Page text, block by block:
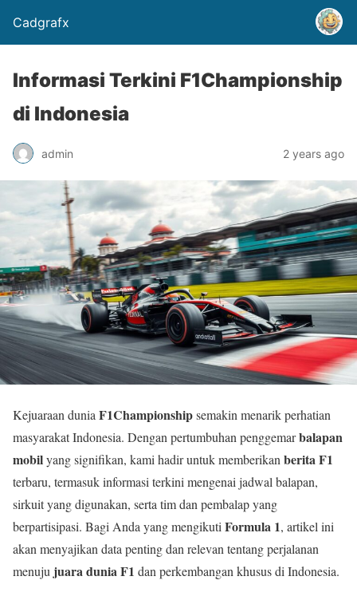
Cadgrafx
Informasi Terkini F1Championship
di Indonesia
admin 2 years ago
Kejuaraan dunia F1Championshipsemakin menarik perhatian
masyarakat Indonesia. Dengan pertumbuhan penggemarbalapan
mobilyang signifikan, kami hadir untuk memberikan berita F1
terbaru, termasuk informasi terkini mengenai jadwal balapan,
sirkuit yang digunakan, serta tim dan pembalap yang
berpartisipasi. Bagi Anda yang mengikuti Formula 1, artikel ini
akan menyajikan data penting dan relevan tentang perjalanan
menuju juara dunia F1 dan perkembangan khusus di Indonesia.